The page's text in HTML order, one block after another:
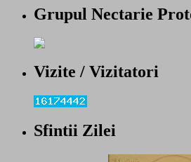
Grupul Nectarie
Vizite / Vizitatori
Sfintii Zilei